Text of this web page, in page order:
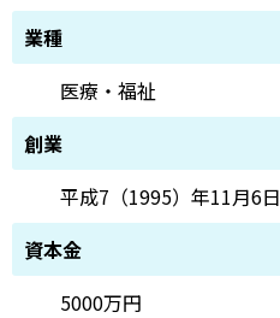
業種
医療・福祉
創業
平成7（1995）年11月6日
資本金
5000万円